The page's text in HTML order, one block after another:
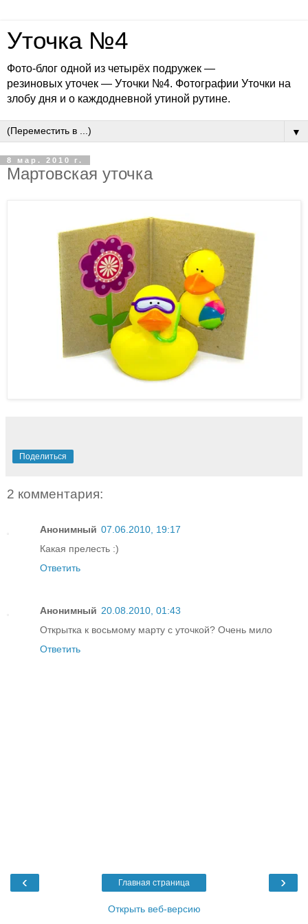
Уточка №4
Фото-блог одной из четырёх подружек —
резиновых уточек — Уточки №4. Фотографии Уточки на
злобу дня и о каждодневной утиной рутине.
▼
8 мар. 2010 г.
Мартовская уточка
Поделиться
2 комментария:
Анонимный 07.06.2010, 19:17
Какая прелесть :)
Ответить
Анонимный 20.08.2010, 01:43
Открытка к восьмому марту с уточкой? Очень мило
Ответить
‹ ›
Главная страница
Открыть веб-версию